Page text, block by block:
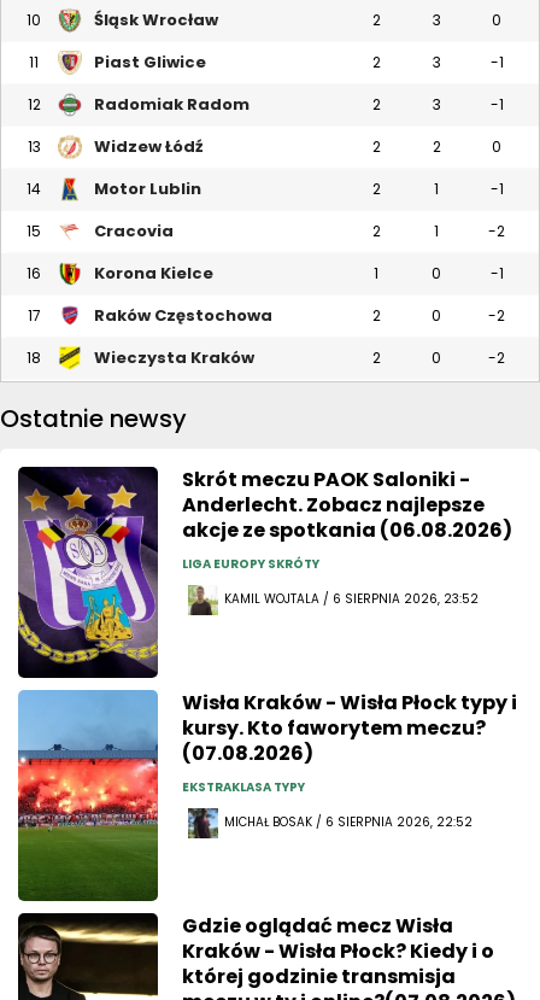
10 Śląsk Wrocław 2 3 0
11 Piast Gliwice 2 3 -1
12 Radomiak Radom 2 3 -1
13 Widzew Łódź 2 2 0
14 Motor Lublin 2 1 -1
15 Cracovia 2 1 -2
16 Korona Kielce 1 0 -1
17 Raków Częstochowa 2 0 -2
18 Wieczysta Kraków 2 0 -2
Ostatnie newsy
Skrót meczu PAOK Saloniki -
Anderlecht. Zobacz najlepsze
akcje ze spotkania (06.08.2026)
LIGA EUROPY SKRÓTY
KAMIL WOJTALA / 6 SIERPNIA 2026, 23:52
Wisła Kraków - Wisła Płock typy i
kursy. Kto faworytem meczu?
(07.08.2026)
EKSTRAKLASA TYPY
MICHAŁ BOSAK / 6 SIERPNIA 2026, 22:52
Gdzie oglądać mecz Wisła
Kraków - Wisła Płock? Kiedy i o
której godzinie transmisja